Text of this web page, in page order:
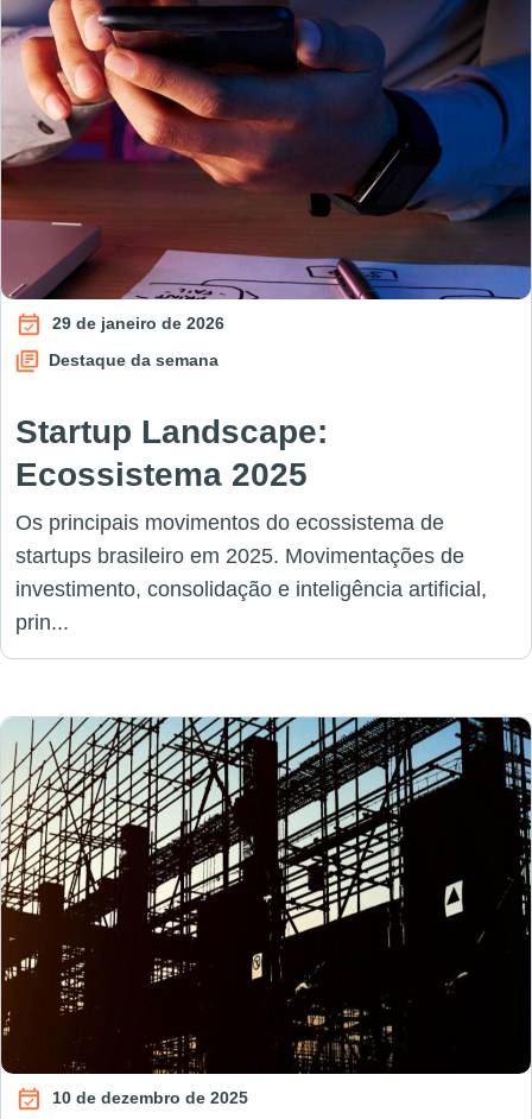
29 de janeiro de 2026
Destaque da semana
Startup Landscape:
Ecossistema 2025
Os principais movimentos do ecossistema de
startups brasileiro em 2025. Movimentações de
investimento, consolidação e inteligência artificial,
prin...
10 de dezembro de 2025